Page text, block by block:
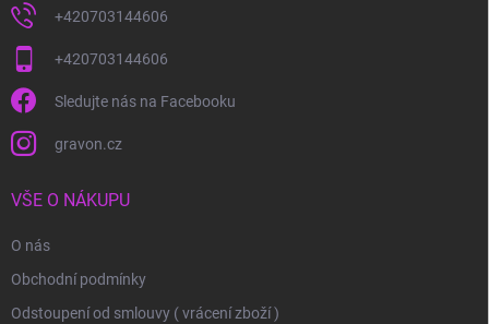
+420703144606
+420703144606
Sledujte nás na Facebooku
gravon.cz
VŠE O NÁKUPU
O nás
Obchodní podmínky
Odstoupení od smlouvy ( vrácení zboží )